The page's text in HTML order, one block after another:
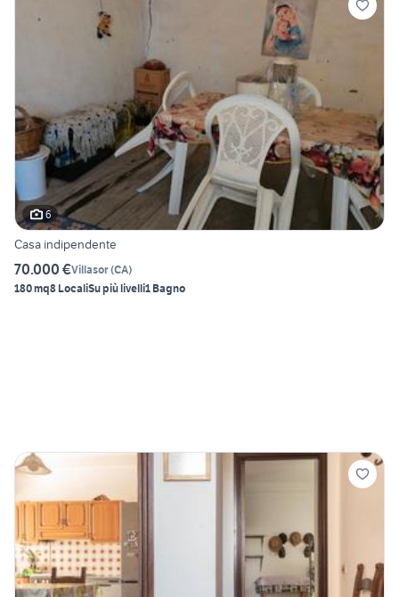
6
Casa indipendente
70.000 €Villasor(CA)
180 mq8 LocaliSu più livelli1 Bagno